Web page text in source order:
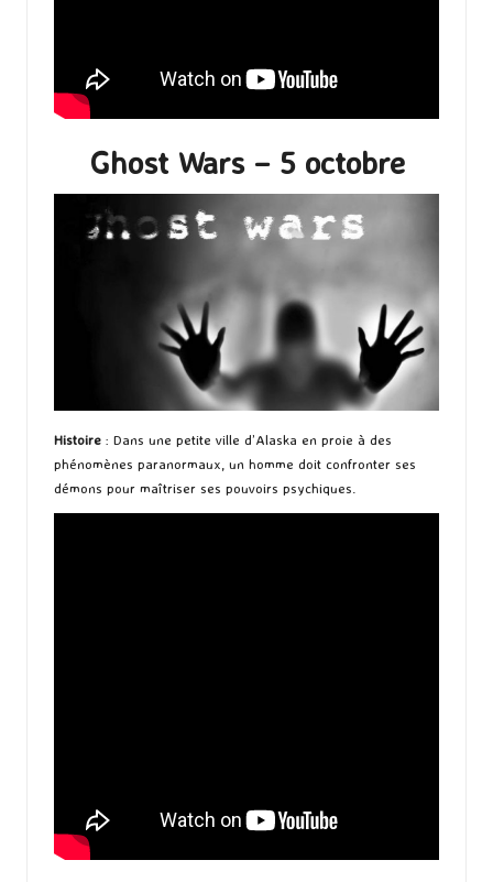
Ghost Wars – 5 octobre
Histoire : Dans une petite ville d’Alaska en proie à des
phénomènes paranormaux, un homme doit confronter ses
démons pour maîtriser ses pouvoirs psychiques.